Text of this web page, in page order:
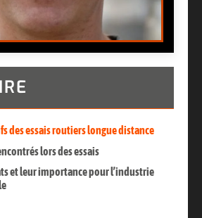
des essais routiers longue distance
lors des essais
et leur importance pour l’industrie